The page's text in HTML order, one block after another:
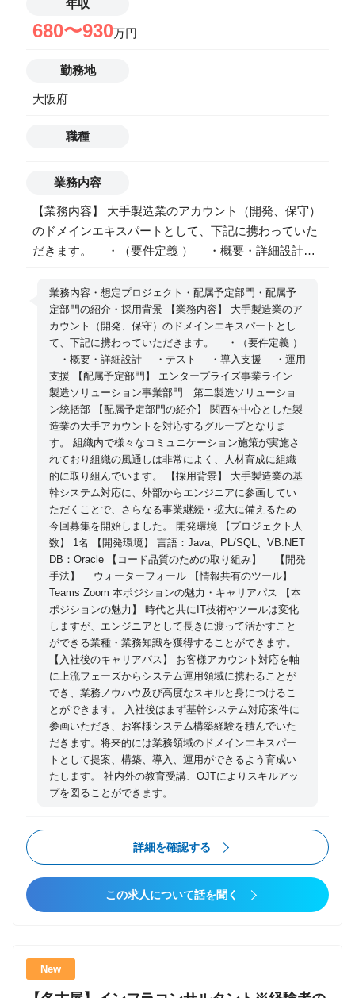
キャプチャデータの調整・クリーニング ・手付けアニ
メーションの制作 ▼ ゲーム実装・調整 ・Unity：
Animator Controller／State Machine／Animation
Rigging ・Unreal：Anim Blueprint／State Machine／
Control Rig ・動きの遷移（ブレンド、補間）の調整 ・
での攻撃タイミング・ヒットフレーム合わせ ・カメラ
調整・フレーム削減 ・レスポンス改善のための調整
のクリーンアップ ▼ 演出・上流工程 ・アクション演
出案の提案 ・キャラ性を表現する動きの作成 ・企画
意図を理解したアニメーション表現 ・プランナー／エ
（Rig／Retargetなど） ・外注管理（FB、品質監修）
年収
680〜930万円
勤務地
大阪府
職種
業務内容
【業務内容】 大手製造業のアカウント（開発、保守）
のドメインエキスパートとして、下記に携わっていた
だきます。 ・（要件定義 ） ・概要・詳細設計
門】 エンタープライズ事業ライン 製造ソリューショ
ン事業部門 第二製造ソリューション統括部 【配属予
定部門の紹介】 関西を中心とした製造業の大手アカウ
ントを対応するグループとなります。 組織内で様々な
コミュニケーション施策が実施されており組織の風通
しは非常によく、人材育成に組織的に取り組んでいま
す。 【採用背景】 大手製造業の基幹システム対応
に、外部からエンジニアに参画していただくことで、
さらなる事業継続・拡大に備えるため今回募集を開始
しました。
業務内容・想定プロジェクト・配属予定部門・配属予
定部門の紹介・採用背景 【業務内容】 大手製造業のア
カウント（開発、保守）のドメインエキスパートとし
て、下記に携わっていただきます。 ・（要件定義 ）
・概要・詳細設計 ・テスト ・導入支援 ・運用
支援 【配属予定部門】 エンタープライズ事業ライン
製造ソリューション事業部門 第二製造ソリューショ
ン統括部 【配属予定部門の紹介】 関西を中心とした製
造業の大手アカウントを対応するグループとなりま
す。 組織内で様々なコミュニケーション施策が実施さ
れており組織の風通しは非常によく、人材育成に組織
的に取り組んでいます。 【採用背景】 大手製造業の基
幹システム対応に、外部からエンジニアに参画してい
ただくことで、さらなる事業継続・拡大に備えるため
今回募集を開始しました。 開発環境 【プロジェクト人
数】 1名 【開発環境】 言語：Java、PL/SQL、VB.NET
DB：Oracle 【コード品質のための取り組み】 【開発
手法】 ウォーターフォール 【情報共有のツール】
Teams Zoom 本ポジションの魅力・キャリアパス 【本
ポジションの魅力】 時代と共にIT技術やツールは変化
しますが、エンジニアとして長きに渡って活かすこと
ができる業種・業務知識を獲得することができます。
【入社後のキャリアパス】 お客様アカウント対応を軸
に上流フェーズからシステム運用領域に携わることが
でき、業務ノウハウ及び高度なスキルと身につけるこ
とができます。 入社後はまず基幹システム対応案件に
参画いただき、お客様システム構築経験を積んでいた
だきます。将来的には業務領域のドメインエキスパー
トとして提案、構築、導入、運用ができるよう育成い
たします。 社内外の教育受講、OJTによりスキルアッ
プを図ることができます。
詳細を確認する
この求人について話を聞く
New